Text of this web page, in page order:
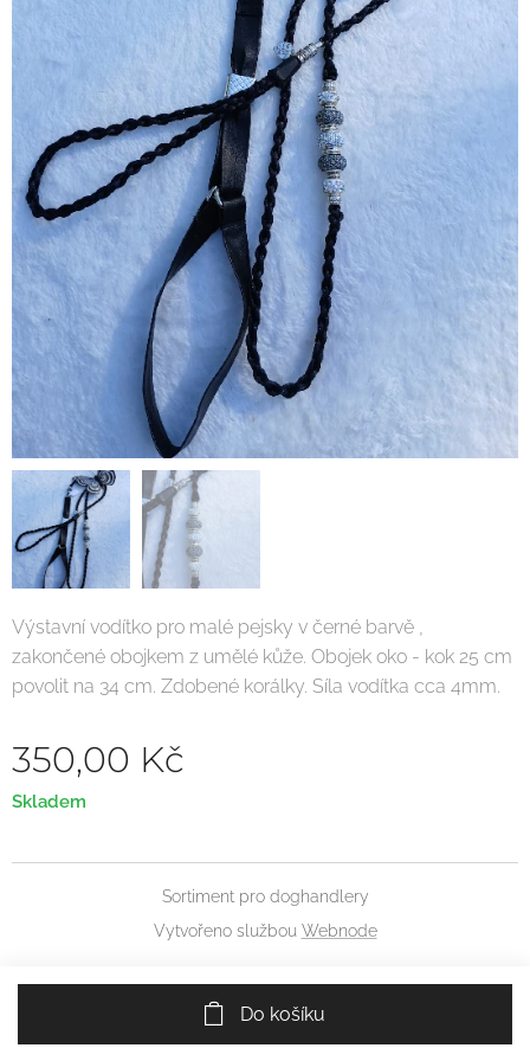
Výstavní vodítko pro malé pejsky v černé barvě ,
zakončené obojkem z umělé kůže. Obojek oko - kok 25 cm
povolit na 34 cm. Zdobené korálky. Síla vodítka cca 4mm.
350,00 Kč
Skladem
Do košíku
Sortiment pro doghandlery
Vytvořeno službou Webnode